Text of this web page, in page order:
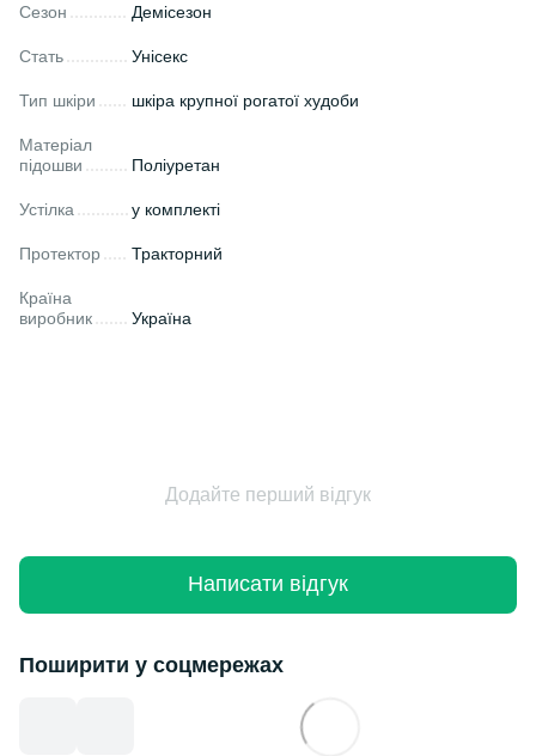
Сезон Демісезон
Стать Унісекс
Тип шкіри шкіра крупної рогатої худоби
Матеріал
підошви
Поліуретан
Устілка у комплекті
Протектор Тракторний
Країна
виробник
Україна
Додайте перший відгук
Написати відгук
Поширити у соцмережах